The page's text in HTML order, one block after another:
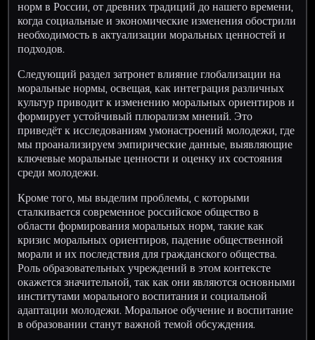
норм в России, от древних традиций до нашего времени,
когда социальные и экономические изменения обострили
необходимость в актуализации моральных ценностей и
подходов.
Следующий раздел затронет влияние глобализации на
моральные нормы, освещая, как интеграция различных
культур приводит к изменению моральных ориентиров и
формирует устойчивый плюрализм мнений. Это
приведёт к исследованиям умонастроений молодежи, где
мы проанализируем эмпирические данные, выявляющие
ключевые моральные ценности и оценку их состояния
среди молодежи.
Кроме того, мы выделим проблемы, с которыми
сталкивается современное российское общество в
области формирования моральных норм, такие как
кризис моральных ориентиров, падение общественной
морали и их последствия для гражданского общества.
Роль образовательных учреждений в этом контексте
окажется значительной, так как они являются основными
институтами морального воспитания и социальной
адаптации молодежи. Моральное обучение и воспитание
в образовании станут важной темой обсуждения.